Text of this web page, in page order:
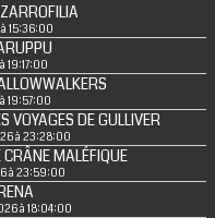
15:36:00
19:17:00
19:57:00
VOYAGES DE GULLIVER
à 23:28:00
CRÂNE MALÉFIQUE
à 23:59:00
à 18:04:00